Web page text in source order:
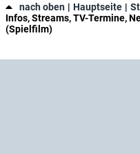
nach oben Hauptseite
Infos, Streams, TV-Termine,
(Spielfilm)